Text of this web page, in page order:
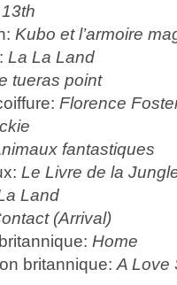
13th
Kubo et l’armoire
La La Land
tueras point
Florence
fantastiques
Le Livre de la
Land
(Arrival)
Home
britannique: A Love